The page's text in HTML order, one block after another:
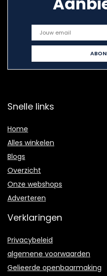
Snelle links
Home
Alles winkelen
Blogs
Overzicht
Onze webshops
Adverteren
Verklaringen
Privacybeleid
algemene voorwaarden
Gelieerde openbaarmaking